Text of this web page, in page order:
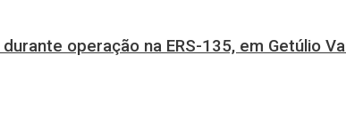
operação na ERS-135, em Getúlio